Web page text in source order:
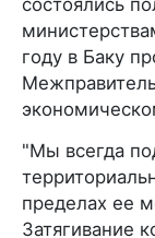
году в Баку
"Мы всегда
пределах ее
Затягивание